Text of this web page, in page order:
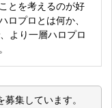
とを考えるのが好
ロプロとは何か、
より一層ハロプロ
集しています。